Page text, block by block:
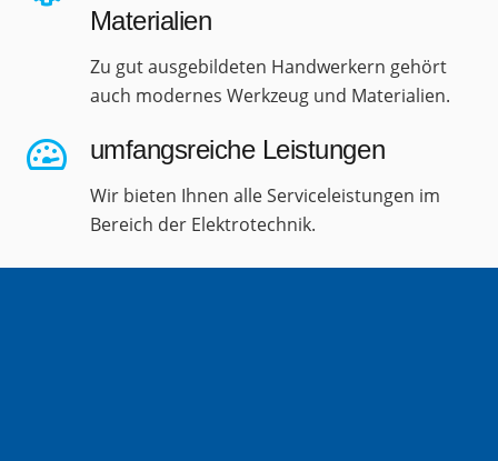
Materialien
Zu gut ausgebildeten Handwerkern gehört
auch modernes Werkzeug und Materialien.
umfangsreiche Leistungen
Wir bieten Ihnen alle Serviceleistungen im
Bereich der Elektrotechnik.